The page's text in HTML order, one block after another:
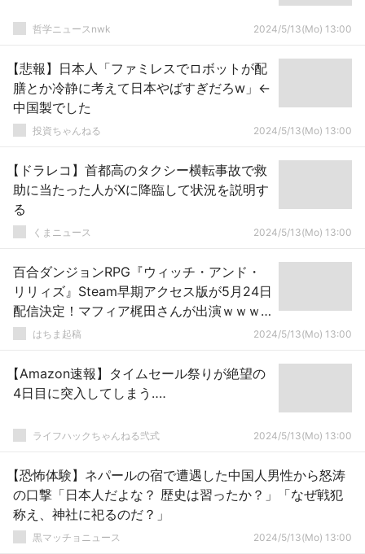
哲学ニュースnwk 2024/5/13(Mo) 13:00
【悲報】日本人「ファミレスでロボットが配
膳とか冷静に考えて日本やばすぎだろw」←
中国製でした
投資ちゃんねる 2024/5/13(Mo) 13:00
【ドラレコ】首都高のタクシー横転事故で救
助に当たった人がXに降臨して状況を説明す
る
くまニュース 2024/5/13(Mo) 13:00
百合ダンジョンRPG『ウィッチ・アンド・
リリィズ』Steam早期アクセス版が5月24日
配信決定！マフィア梶田さんが出演ｗｗｗ
ｗｗはちま起稿 2024/5/13(Mo) 13:00
【Amazon速報】タイムセール祭りが絶望の
4日目に突入してしまう‥‥
ライフハックちゃんねる弐式 2024/5/13(Mo) 13:00
【恐怖体験】ネパールの宿で遭遇した中国人男性から怒涛
の口撃「日本人だよな？ 歴史は習ったか？」「なぜ戦犯
称え、神社に祀るのだ？」
黒マッチョニュース 2024/5/13(Mo) 13:00